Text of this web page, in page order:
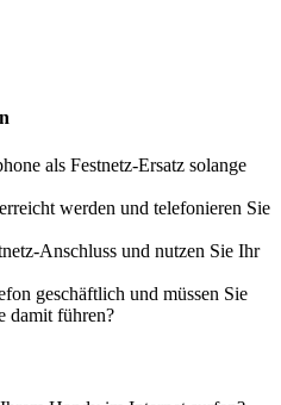
als Festnetz-Ersatz solange
werden und telefonieren Sie
Anschluss und nutzen Sie Ihr
geschäftlich und müssen Sie
damit führen?